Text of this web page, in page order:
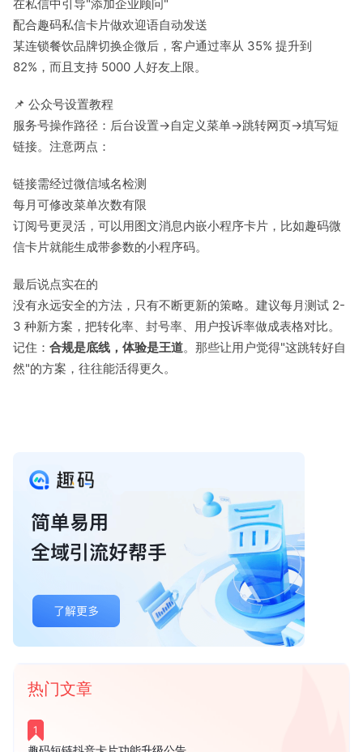
在私信中引导"添加企业顾问"
配合趣码私信卡片做欢迎语自动发送
某连锁餐饮品牌切换企微后，客户通过率从 35% 提升到
82%，而且支持 5000 人好友上限。
📌 公众号设置教程
服务号操作路径：后台设置→自定义菜单→跳转网页→填写短
链接。注意两点：
链接需经过微信域名检测
每月可修改菜单次数有限
订阅号更灵活，可以用图文消息内嵌小程序卡片，比如趣码微
信卡片就能生成带参数的小程序码。
最后说点实在的
没有永远安全的方法，只有不断更新的策略。建议每月测试 2-
3 种新方案，把转化率、封号率、用户投诉率做成表格对比。
记住： 合规是底线，体验是王道。那些让用户觉得"这跳转好自
然"的方案，往往能活得更久。
热门文章
1